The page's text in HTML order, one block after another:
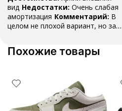
вид Недостатки: Очень слабая
амортизация Комментарий: В
целом не плохой вариант, но за
баскетбольных кроссовок
Похожие товары